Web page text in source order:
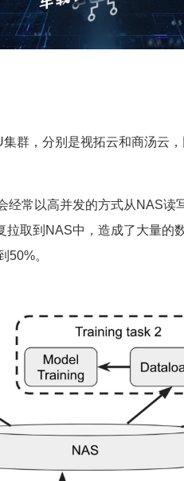
群，分别是视拓云和商汤云
经常以高并发的方式从NAS读
取到NAS中，造成了大量的
50%。